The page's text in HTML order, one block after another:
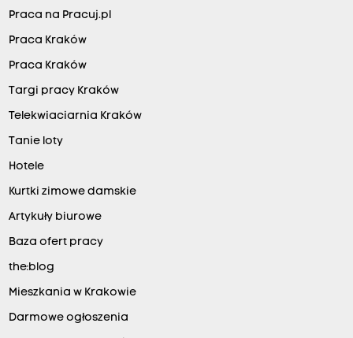
Praca na Pracuj.pl
Praca Kraków
Praca Kraków
Targi pracy Kraków
Telekwiaciarnia Kraków
Tanie loty
Hotele
Kurtki zimowe damskie
Artykuły biurowe
Baza ofert pracy
the:blog
Mieszkania w Krakowie
Darmowe ogłoszenia